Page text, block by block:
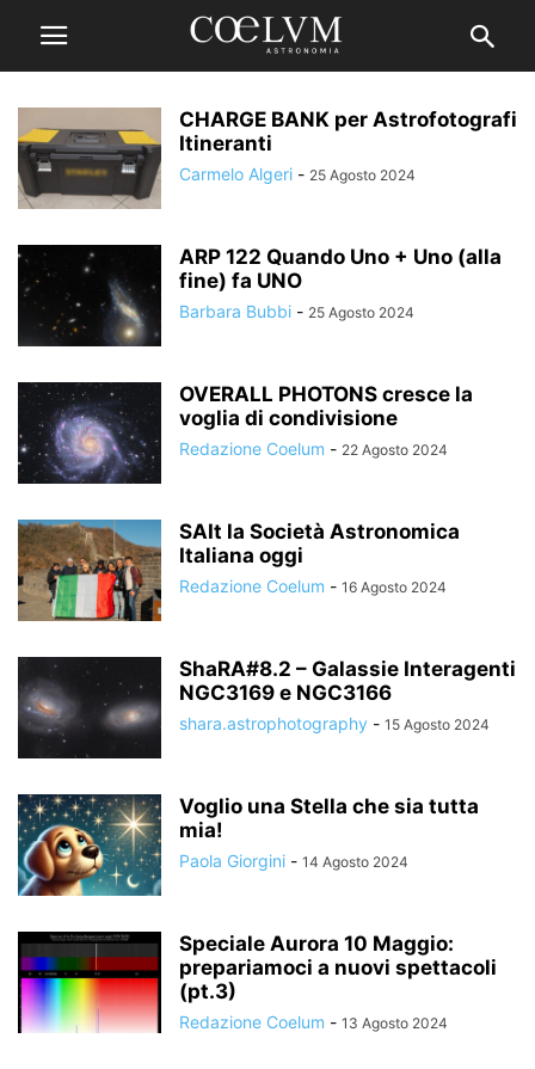
CHARGE BANK per Astrofotografi
Itineranti
Carmelo Algeri - 25 Agosto 2024
ARP 122 Quando Uno + Uno (alla
fine) fa UNO
Barbara Bubbi - 25 Agosto 2024
OVERALL PHOTONS cresce la
voglia di condivisione
Redazione Coelum - 22 Agosto 2024
SAIt la Società Astronomica
Italiana oggi
Redazione Coelum - 16 Agosto 2024
ShaRA#8.2 – Galassie Interagenti
NGC3169 e NGC3166
shara.astrophotography - 15 Agosto 2024
Voglio una Stella che sia tutta
mia!
Paola Giorgini - 14 Agosto 2024
Speciale Aurora 10 Maggio:
prepariamoci a nuovi spettacoli
(pt.3)
Redazione Coelum - 13 Agosto 2024